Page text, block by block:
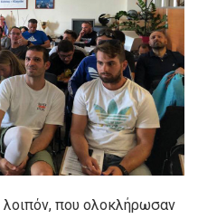
λοιπόν, που ολοκλήρωσαν